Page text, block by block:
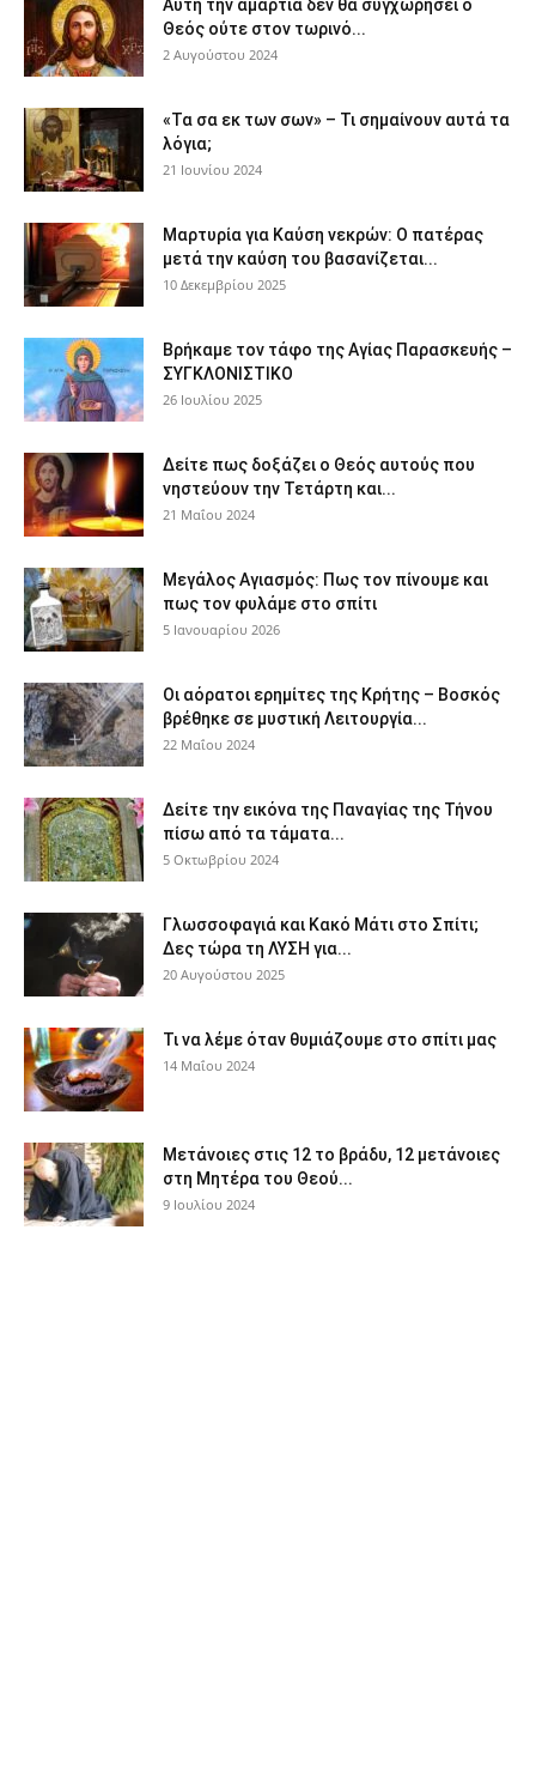
Αυτή την αμαρτία δεν θα συγχωρήσει ο
Θεός ούτε στον τωρινό...
2 Αυγούστου 2024
«Τα σα εκ των σων» – Τι σημαίνουν αυτά τα
λόγια;
21 Ιουνίου 2024
Μαρτυρία για Καύση νεκρών: Ο πατέρας
μετά την καύση του βασανίζεται...
10 Δεκεμβρίου 2025
Βρήκαμε τον τάφο της Αγίας Παρασκευής –
ΣΥΓΚΛΟΝΙΣΤΙΚΟ
26 Ιουλίου 2025
Δείτε πως δοξάζει ο Θεός αυτούς που
νηστεύουν την Τετάρτη και...
21 Μαΐου 2024
Μεγάλος Αγιασμός: Πως τον πίνουμε και
πως τον φυλάμε στο σπίτι
5 Ιανουαρίου 2026
Οι αόρατοι ερημίτες της Κρήτης – Βοσκός
βρέθηκε σε μυστική Λειτουργία...
22 Μαΐου 2024
Δείτε την εικόνα της Παναγίας της Τήνου
πίσω από τα τάματα...
5 Οκτωβρίου 2024
Γλωσσοφαγιά και Κακό Μάτι στο Σπίτι;
Δες τώρα τη ΛΥΣΗ για...
20 Αυγούστου 2025
Τι να λέμε όταν θυμιάζουμε στο σπίτι μας
14 Μαΐου 2024
Μετάνοιες στις 12 το βράδυ, 12 μετάνοιες
στη Μητέρα του Θεού...
9 Ιουλίου 2024